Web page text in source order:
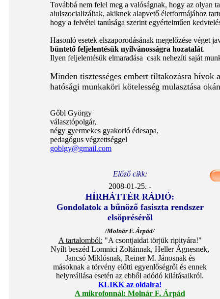
Továbbá nem felel meg a valóságnak, hogy az olyan
alulszocializáltak, akiknek alapvető életformájához
hogy a felvétel tanúsága szerint egyértelműen
Hasonló esetek elszaporodásának megelőzése véget
büntető feljelentésük nyilvánosságra hozatalát.
Ilyen feljelentésük elmaradása csak nehezíti saját
Minden tisztességes embert tiltakozásra hívok
hatósági munkaköri kötelesség mulasztása
Gőbl György
választópolgár,
négy gyermekes gyakorló édesapa,
pedagógus végzettséggel
goblgy@gmail.com
Előző cikk:
2008-01-25. -
HÍRHÁTTÉR RÁDIÓ:
Gondolatok a bűnöző fasiszta rendszer
elsöpréséről
/Molnár F. Árpád/
A tartalomból: "A csontjaidat törjük ripityára!"
Nyílt beszéd Lomnici Zoltánnak, Heller Ágnesnek,
Jancsó Miklósnak, Reiner M. Jánosnak és
másoknak a törvény előtti egyenlőségről és ennek
helyreállása esetén az ebből adódó kilátásaikról.
KLIKK az oldalra!
A mikrofonnál: Molnár F. Árpád